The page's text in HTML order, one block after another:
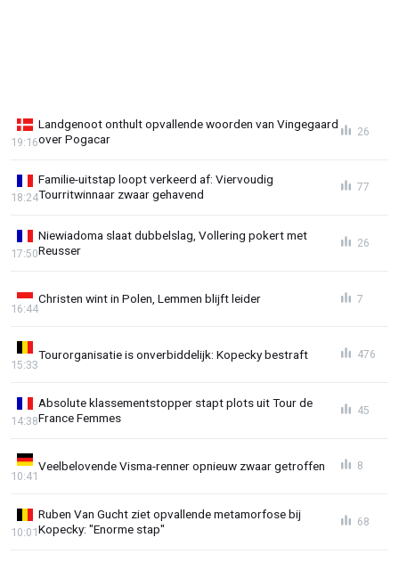
Landgenoot onthult opvallende woorden van Vingegaard
over Pogacar
19:16
26
Familie-uitstap loopt verkeerd af: Viervoudig
Tourritwinnaar zwaar gehavend
18:24
77
Niewiadoma slaat dubbelslag, Vollering pokert met
Reusser
17:50
26
Christen wint in Polen, Lemmen blijft leider
16:44
7
Tourorganisatie is onverbiddelijk: Kopecky bestraft
15:33
476
Absolute klassementstopper stapt plots uit Tour de
France Femmes
14:38
45
Veelbelovende Visma-renner opnieuw zwaar getroffen
10:41
8
Ruben Van Gucht ziet opvallende metamorfose bij
Kopecky: "Enorme stap"
10:01
68